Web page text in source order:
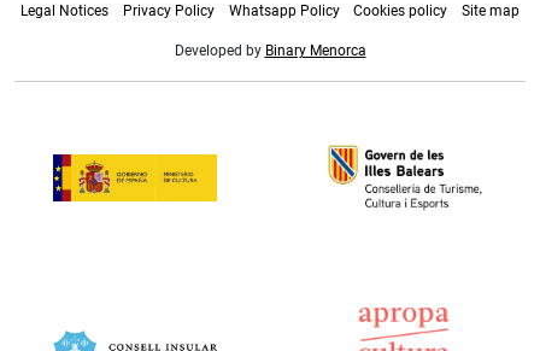
Legal Notices Privacy Policy Whatsapp Policy Cookies policy Site map
Developed by Binary Menorca